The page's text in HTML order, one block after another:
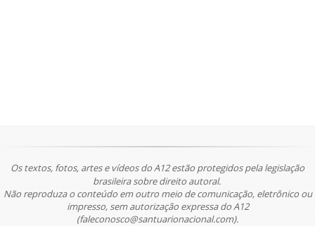
Os textos, fotos, artes e vídeos do A12 estão protegidos pela legislação
brasileira sobre direito autoral.
Não reproduza o conteúdo em outro meio de comunicação, eletrônico ou
impresso, sem autorização expressa do A12
(faleconosco@santuarionacional.com).